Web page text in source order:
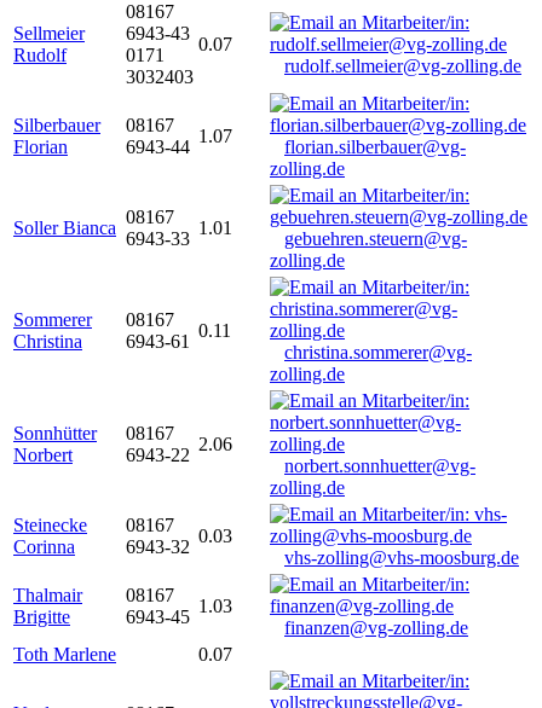
Sellmeier
Rudolf
08167
6943-43
0171
3032403
0.07
rudolf.sellmeier@vg-zolling.de
Silberbauer
Florian
08167
6943-44
1.07
florian.silberbauer@vg-
zolling.de
Soller Bianca
08167
6943-33
1.01
gebuehren.steuern@vg-
zolling.de
Sommerer
Christina
08167
6943-61
0.11
christina.sommerer@vg-
zolling.de
Sonnhütter
Norbert
08167
6943-22
2.06
norbert.sonnhuetter@vg-
zolling.de
Steinecke
Corinna
08167
6943-32
0.03
vhs-zolling@vhs-moosburg.de
Thalmair
Brigitte
08167
6943-45
1.03
finanzen@vg-zolling.de
Toth Marlene
0.07